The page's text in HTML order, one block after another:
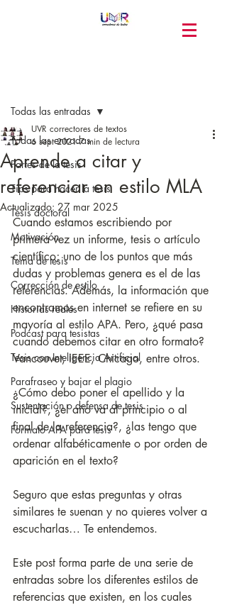
Todas las entradas
Partes de la tesis
Tips para hacer la tesis
Tesis doctoral
Motivación
Tema de tesis
Corrección de estilo
Historias reales
Podcast para tesistas
Tesis con Inteligencia Artificial
Parafraseo y bajar el plagio
Sustentación o defensa de tesis
Formato APA para tesis
Todas las entradas
Aprende a citar y
referenciar en estilo MLA
UVR correctores de textos
6 sept 2021 7 min de lectura
Actualizado: 27 mar 2025
Cuando estamos escribiendo por
primera vez un informe, tesis o artículo
científico; uno de los puntos que más
dudas y problemas genera es el de las
referencias. Además, la información que
encontramos en internet se refiere en su
mayoría al estilo APA. Pero, ¿qué pasa
cuando debemos citar en otro formato?
Vancouver, IEEE, Chicago, entre otros.
¿Cómo debo poner el apellido y la
inicial?, ¿el año va al principio o al
final de la referencia?, ¿las tengo que
ordenar alfabéticamente o por orden de
aparición en el texto?
Seguro que estas preguntas y otras
similares te suenan y no quieres volver a
escucharlas… Te entendemos.
Este post forma parte de una serie de
entradas sobre los diferentes estilos de
referencias que existen, en los cuales